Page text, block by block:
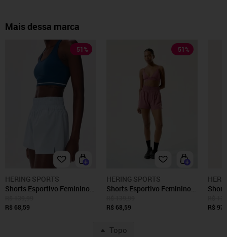
Mais dessa marca
-51 %
HERING SPORTS
Shorts Esportivo Feminino
R$ 68,59
-51 %
HERING SPORTS
Shorts Esportivo Feminino
R$ 68,59
R$
Topo